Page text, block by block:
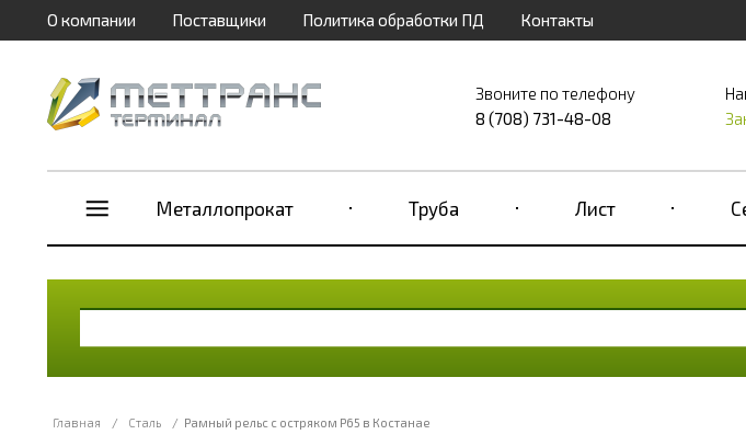
О компании Поставщики Политика обработки ПД Контакты
Звоните по телефону
8 (708) 731-48-08
Металлопрокат Труба Лист
Главная / Сталь / Рамный рельс с остряком Р65 в Костанае